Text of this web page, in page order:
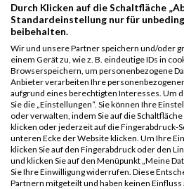
Endspurt im Olympiapark
Durch Klicken auf die Schaltfläche
Standardeinstellung nur für
beibehalten.
Wir und unsere Partner speichern und/oder
einem Gerät zu, wie z. B. eindeutige IDs in
Browserspeichern, um personenbezogene
Anbieter verarbeiten Ihre
aufgrund eines berechtigten Interesses. Um
Sie die „Einstellungen“. Sie können Ihre
oder verwalten, indem Sie auf die
klicken oder jederzeit auf die Fingerabdruck-
unteren Ecke der Website klicken. Um Ihre
klicken Sie auf den Fingerabdruck oder den
und klicken Sie auf den Menüpunkt „Meine
Sie Ihre Einwilligung widerrufen. Diese
Partnern mitgeteilt und haben keinen Einfluss